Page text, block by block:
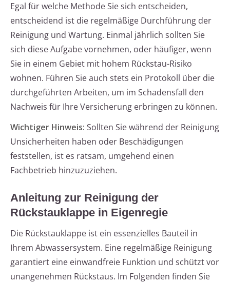
Egal für welche Methode Sie sich entscheiden,
entscheidend ist die regelmäßige Durchführung der
Reinigung und Wartung. Einmal jährlich sollten Sie
sich diese Aufgabe vornehmen, oder häufiger, wenn
Sie in einem Gebiet mit hohem Rückstau-Risiko
wohnen. Führen Sie auch stets ein Protokoll über die
durchgeführten Arbeiten, um im Schadensfall den
Nachweis für Ihre Versicherung erbringen zu können.
Wichtiger Hinweis: Sollten Sie während der Reinigung
Unsicherheiten haben oder Beschädigungen
feststellen, ist es ratsam, umgehend einen
Fachbetrieb hinzuzuziehen.
Anleitung zur Reinigung der
Rückstauklappe in Eigenregie
Die Rückstauklappe ist ein essenzielles Bauteil in
Ihrem Abwassersystem. Eine regelmäßige Reinigung
garantiert eine einwandfreie Funktion und schützt vor
unangenehmen Rückstaus. Im Folgenden finden Sie